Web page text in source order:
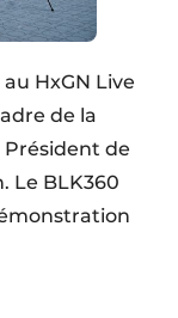
HxGN Live
de la
de
Le BLK360